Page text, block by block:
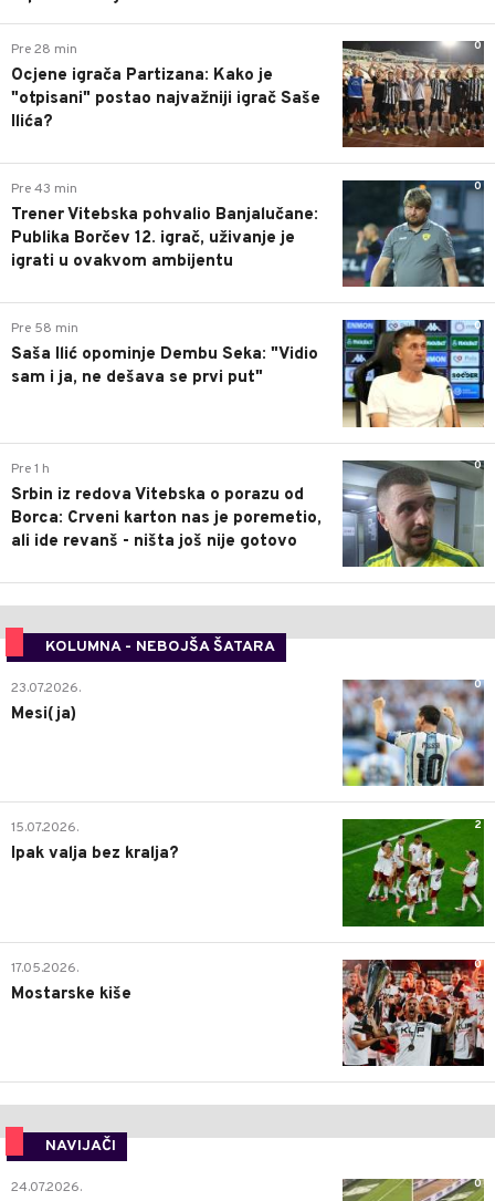
0
Pre 28 min
Ocjene igrača Partizana: Kako je
"otpisani" postao najvažniji igrač Saše
Ilića?
0
Pre 43 min
Trener Vitebska pohvalio Banjalučane:
Publika Borčev 12. igrač, uživanje je
igrati u ovakvom ambijentu
0
Pre 58 min
Saša Ilić opominje Dembu Seka: "Vidio
sam i ja, ne dešava se prvi put"
0
Pre 1 h
Srbin iz redova Vitebska o porazu od
Borca: Crveni karton nas je poremetio,
ali ide revanš - ništa još nije gotovo
KOLUMNA - NEBOJŠA ŠATARA
0
23.07.2026.
Mesi(ja)
2
15.07.2026.
Ipak valja bez kralja?
0
17.05.2026.
Mostarske kiše
NAVIJAČI
0
24.07.2026.